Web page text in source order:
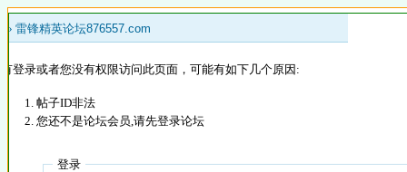
» 雷锋精英论坛876557.com
登录或者您没有权限访问此页面，可能有如下几个原因:
帖子ID非法
您还不是论坛会员,请先登录论坛
登录